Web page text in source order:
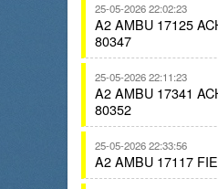
25-05-2026 22:02:23
A2 AMBU 17125
80347
25-05-2026 22:11:23
A2 AMBU 17341
80352
25-05-2026 22:33:56
A2 AMBU 17117